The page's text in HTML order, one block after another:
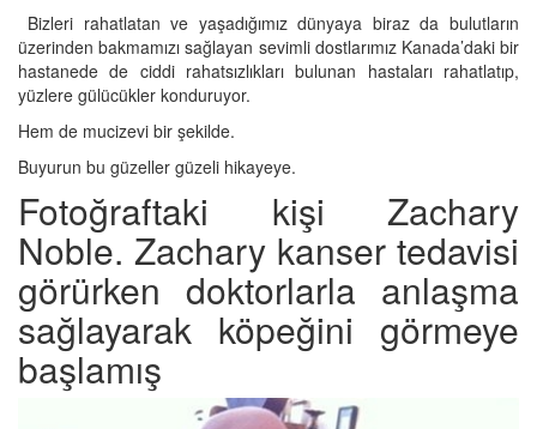
Bizleri rahatlatan ve yaşadığımız dünyaya biraz da bulutların
üzerinden bakmamızı sağlayan sevimli dostlarımız Kanada’daki bir
hastanede de ciddi rahatsızlıkları bulunan hastaları rahatlatıp,
yüzlere gülücükler konduruyor.
Hem de mucizevi bir şekilde.
Buyurun bu güzeller güzeli hikayeye.
Fotoğraftaki kişi Zachary
Noble. Zachary kanser tedavisi
görürken doktorlarla anlaşma
sağlayarak köpeğini görmeye
başlamış